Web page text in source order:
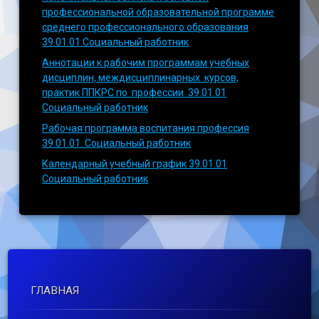
профессиональной образовательной программе
среднего профессионального образования
39.01.01 Социальный работник
Аннотации к рабочим программам учебных
дисциплин, междисциплинарных курсов,
практик ППКРС по профессии 39.01.01
Социальный работник
Рабочая программа воспитания профессия
39.01.01. Социальный работник
Календарный учебный график 39.01.01
Социальный работник
ГЛАВНАЯ